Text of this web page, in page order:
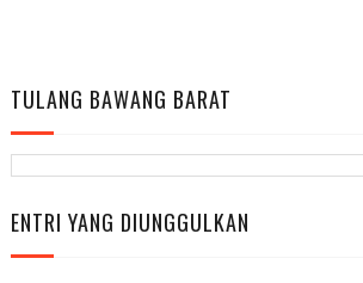
TULANG BAWANG BARAT
ENTRI YANG DIUNGGULKAN